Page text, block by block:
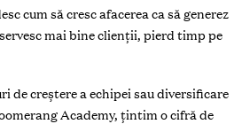
cum să cresc afacerea ca să generez
mai bine clienții, pierd timp pe
de creștere a echipei sau diversificare
Academy, țintim o cifră de